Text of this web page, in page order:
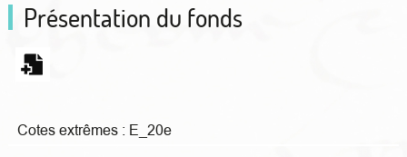
Présentation du fonds
Cotes extrêmes : E_20e